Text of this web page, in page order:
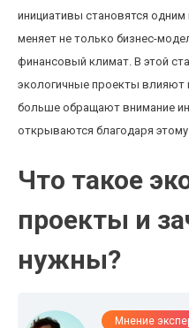
инициативы становятся
меняет не только бизнес-
финансовый климат. В этой
экологичные проекты влияют
больше обращают внимание
открываются благодаря
Что такое
проекты и
нужны?
Мнение